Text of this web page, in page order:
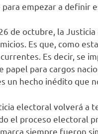
empezar a definir
de octubre, la
Es que, como
Es decir, se
para cargos
un hecho inédito que
electoral volverá a
el proceso electoral
siempre fueron